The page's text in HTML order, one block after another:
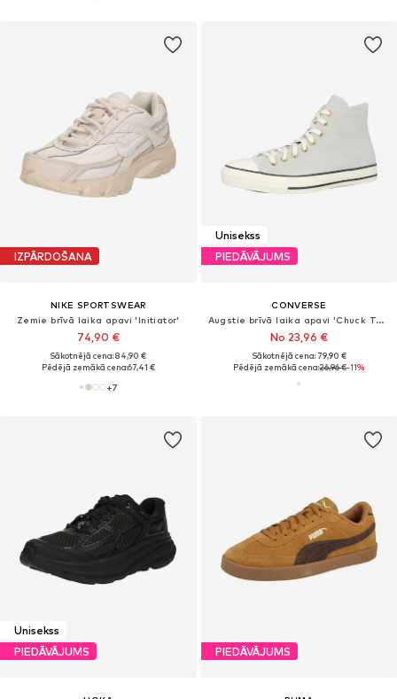
IZPĀRDOŠANA
NIKE SPORTSWEAR
Zemie brīvā laika apavi 'Initiator'
74,90 €
Sākotnējā cena: 84,90 €
Pēdējā zemākā cena:67,41 €
+7
Unisekss
PIEDĀVĀJUMS
CONVERSE
Augstie brīvā laika apavi 'Chuck Taylor All Star'
No 23,96 €
Sākotnējā cena: 79,90 €
Pēdējā zemākā cena:26,96 €-11%
Unisekss
PIEDĀVĀJUMS
PIEDĀVĀJUMS